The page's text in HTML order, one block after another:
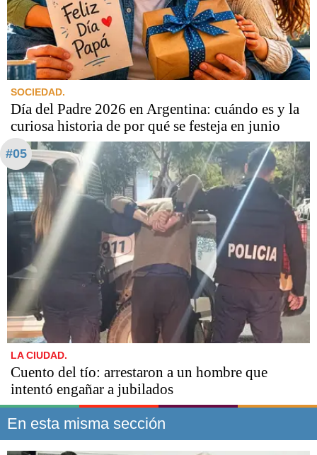
SOCIEDAD.
Día del Padre 2026 en Argentina: cuándo es y la
curiosa historia de por qué se festeja en junio
#05
LA CIUDAD.
Cuento del tío: arrestaron a un hombre que
intentó engañar a jubilados
En esta misma sección